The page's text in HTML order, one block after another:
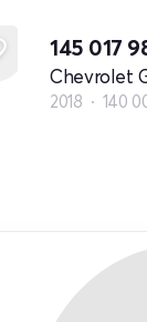
145 017
Chevrolet
2018 140